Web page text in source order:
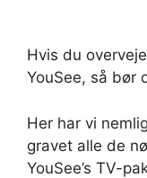
Hvis du
YouSee, så bør
Her har vi
gravet alle de
YouSee’s TV-